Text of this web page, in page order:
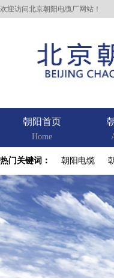
欢迎访问北京朝阳电缆厂网站！
朝阳首页
Home
热门关键词： 朝阳电缆